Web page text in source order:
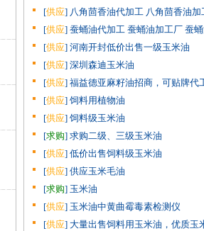
[供应] 八角茴香油代加工 八角茴香油加
[供应] 蚕蛹油代加工 蚕蛹油加工厂 蚕
[供应] 河南开封低价出售一级玉米油
[供应] 深圳森迪玉米油
[供应] 福益德亚麻籽油招商，可贴牌代
[供应] 饲料用植物油
[供应] 饲料级玉米油
[求购] 求购二级、三级玉米油
[供应] 低价出售饲料级玉米油
[供应] 供应玉米毛油
[求购] 玉米油
[供应] 玉米油中黄曲霉毒素检测仪
[供应] 大量出售饲料用玉米油，优质玉